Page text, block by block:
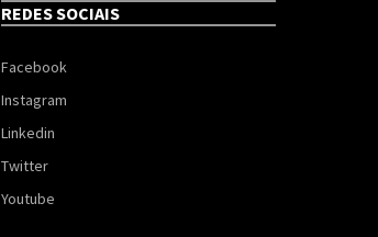
REDES SOCIAIS
Facebook
Instagram
Linkedin
Twitter
Youtube